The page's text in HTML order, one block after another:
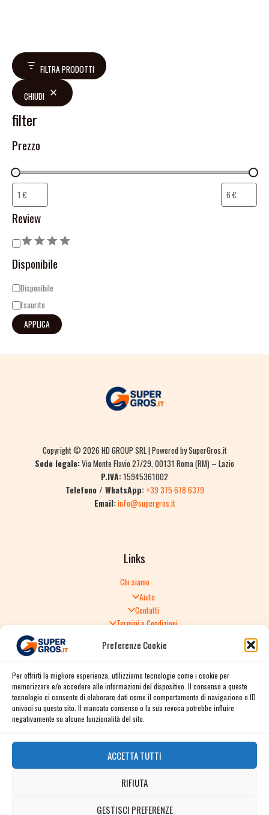
Preferenze Cookie
Per offrirti la migliore esperienza, utilizziamo tecnologie come i cookie per
memorizzare e/o accedere alle informazioni del dispositivo. Il consenso a queste
tecnologie ci consente di elaborare dati come il comportamento di navigazione o ID
univoci su questo sito. Il mancato consenso o la sua revoca potrebbe influire
negativamente su alcune funzionalità del sito.
ACCETTA TUTTI
RIFIUTA
GESTISCI PREFERENZE
FILTRA PRODOTTI
CHIUDI
filter
Prezzo
Review
Disponibile
Disponibile
Esaurito
APPLICA
Copyright © 2026 HD GROUP SRL | Powered by SuperGros.it
Sede legale:Via Monte Flavio 27/29, 00131 Roma (RM) – Lazio
P.IVA:15945361002
Telefono / WhatsApp: +39 375 678 6379
Email:info@supergros.it
Links
Chi siamo
Aiuto
Contatti
Termini e Condizioni
Politica di Reso
Spedizione e consegna
Informativa sulla Privacy
Cookie Policy
Facebook
Instagram
Twitter / X